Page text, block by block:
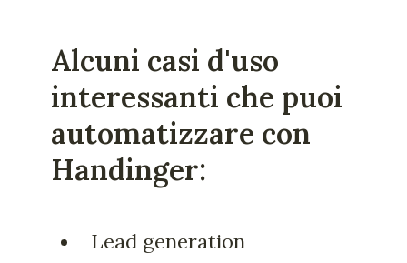
Alcuni casi d'uso
interessanti che puoi
automatizzare con
Handinger:
Lead generation